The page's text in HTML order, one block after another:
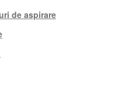
de aspirare